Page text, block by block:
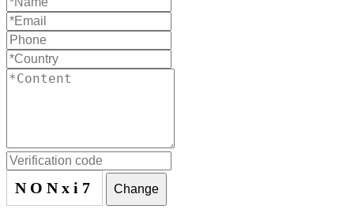
NONxi7 Change